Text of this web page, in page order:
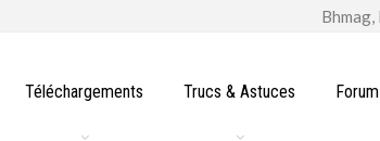
Téléchargements Trucs & Astuces Forum